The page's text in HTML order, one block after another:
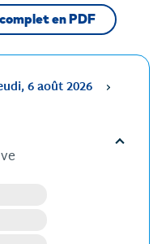
en PDF
6 août 2026
Ouvrir